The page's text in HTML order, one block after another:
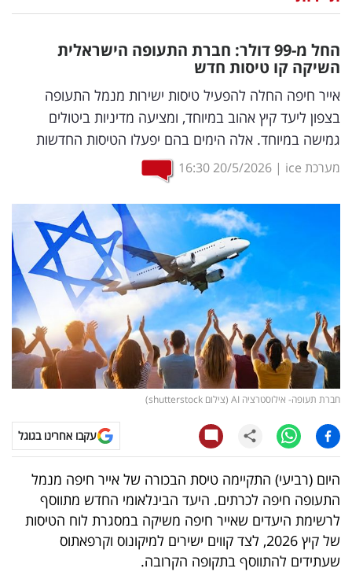
דיגיטל
וטק
שיווק
ופרסום
דעות
רכילות
עסקית
קריפטו
ויראלי
טלוויזיה
עסקי
ספורט
קריירה
החל מ-99 דולר: חברת התעופה הישראלית
השיקה קו טיסות חדש
אייר חיפה החלה להפעיל טיסות ישירות מנמל התעופה
בצפון ליעד קיץ אהוב במיוחד, ומציעה מדיניות ביטולים
גמישה במיוחד. אלה הימים בהם יפעלו הטיסות החדשות
מערכת ice |
20/5/2026
16:30
חברת תעופה- אילוסטרציה AI (צילום shutterstock)
עקבו אחרינו בגוגל
היום (רביעי) התקיימה טיסת הבכורה של אייר חיפה מנמל
התעופה חיפה לכרתים. היעד הבינלאומי החדש מתווסף
לרשימת היעדים שאייר חיפה משיקה במסגרת לוח הטיסות
של קיץ 2026, לצד קווים ישירים למיקונוס וקרפאתוס
שעתידים להתווסף בתקופה הקרובה.